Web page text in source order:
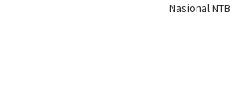
Nasional NTB